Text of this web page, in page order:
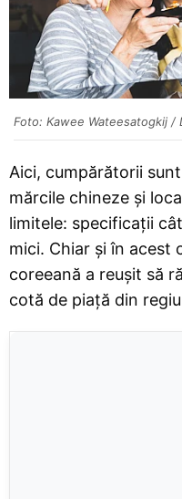
Foto: Kawee Wateesatogkij /
Aici, cumpărătorii
mărcile chineze și
limitele: specificații
mici. Chiar și în acest
coreeană a reușit să
cotă de piață din